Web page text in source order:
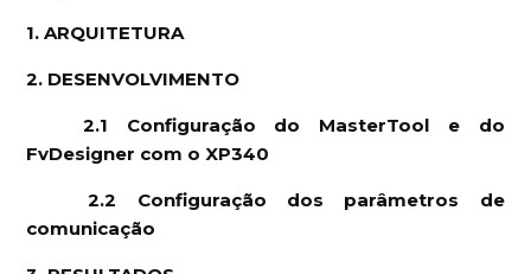
1. ARQUITETURA
2. DESENVOLVIMENTO
2.1 Configuração do MasterTool e do
FvDesigner com o XP340
2.2 Configuração dos parâmetros de
comunicação